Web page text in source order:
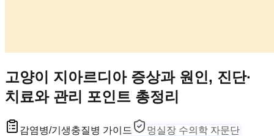
고양이 지아르디아 증상과 원인, 진단·
치료와 관리 포인트 총정리
감염병/기생충질병 가이드 멍실장 수의학 자문단